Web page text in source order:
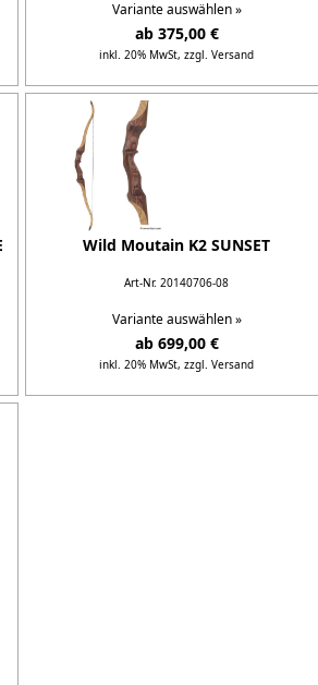
Variante auswählen »
ab 375,00 €
inkl. 20% MwSt, zzgl. Versand
Details...
Wild Moutain K2 SUNSET
Art-Nr. 20140706-08
Variante auswählen »
ab 699,00 €
inkl. 20% MwSt, zzgl. Versand
Details...